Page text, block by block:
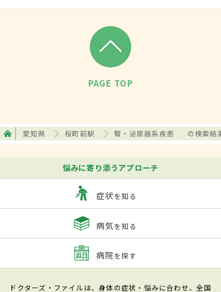
PAGE TOP
愛知県 桜町前駅 腎・泌尿器系疾患 の検索結
悩みに寄り添うアプローチ
症状を知る
病気を知る
病院を探す
ドクターズ・ファイルは、身体の症状・悩みに合わせ、全国